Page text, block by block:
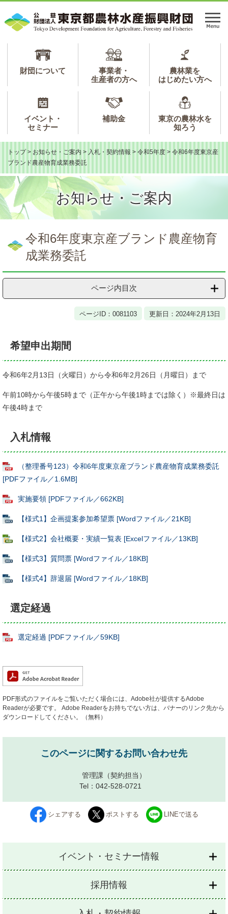
ジ
ュ
メ
財団について
事業者・
生産者の方へ
農林業を
はじめたい方へ
イベント・
セミナー
補助金
東京の農林水を
知ろう
トップ > お知らせ・ご案内 > 入札・契約情報 > 令和5年度 > 令和6年度東京産
ブランド農産物育成業務委託
お知らせ・ご案内
令和6年度東京産ブランド農産物育
成業務委託
ページ内目次
ページID：0081103 更新日：2024年2月13日
希望申出期間
令和6年2月13日（火曜日）から令和6年2月26日（月曜日）まで
午前10時から午後5時まで（正午から午後1時までは除く）※最終日は
午後4時まで
入札情報
（整理番号123）令和6年度東京産ブランド農産物育成業務委託
[PDFファイル／1.6MB]
実施要領 [PDFファイル／662KB]
【様式1】企画提案参加希望票 [Wordファイル／21KB]
【様式2】会社概要・実績一覧表 [Excelファイル／13KB]
【様式3】質問票 [Wordファイル／18KB]
【様式4】辞退届 [Wordファイル／18KB]
選定経過
選定経過 [PDFファイル／59KB]
PDF形式のファイルをご覧いただく場合には、Adobe社が提供するAdobe
Readerが必要です。
Adobe Readerをお持ちでない方は、バナーのリンク先から
ダウンロードしてください。（無料）
このページに関するお問い合わせ先
管理課 （契約担当）
Tel：042-528-0721
シェアする ポストする LINEで送る
イベント・セミナー情報
採用情報